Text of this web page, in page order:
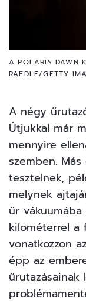
A POLARIS DAWN
RAEDLE/GETTY
A négy
Útjukkal már
mennyire
szemben.
tesztelnek,
melynek
űr
kilométerrel a
vonatkozzon
épp az